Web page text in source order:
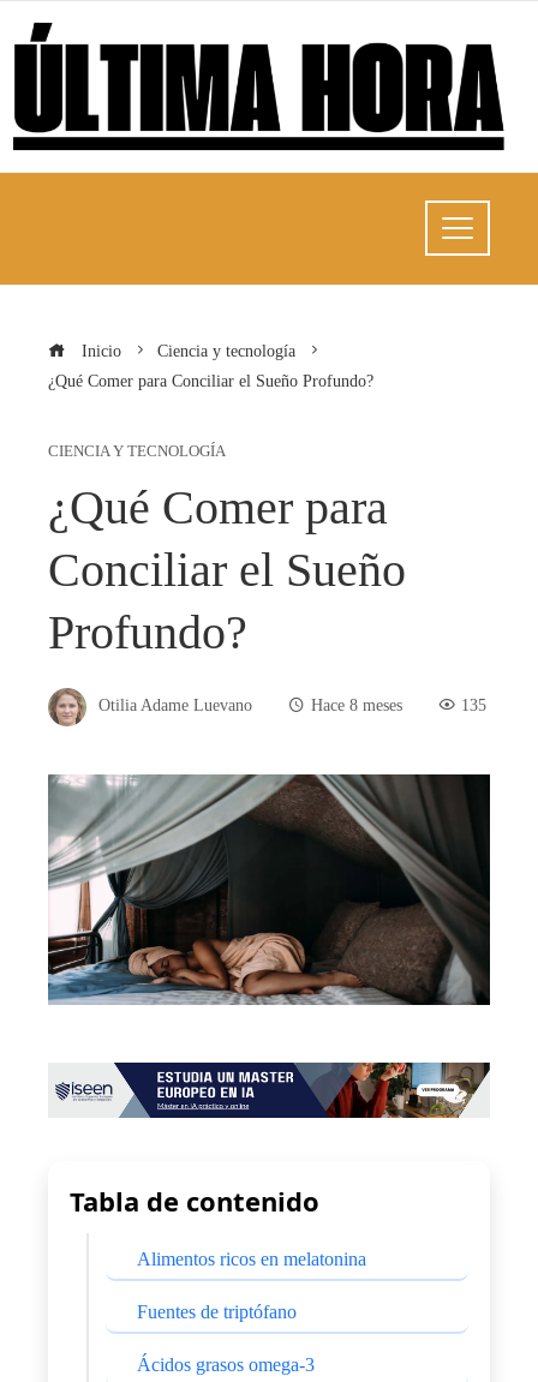
Inicio
Ciencia y tecnología
¿Qué Comer para Conciliar el Sueño Profundo?
CIENCIA Y TECNOLOGÍA
¿Qué Comer para
Conciliar el Sueño
Profundo?
Otilia Adame Luevano Hace 8 meses 135
Tabla de contenido
Alimentos ricos en melatonina
Fuentes de triptófano
Ácidos grasos omega-3